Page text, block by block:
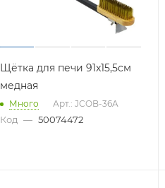
Щётка для печи 91x15,5см
медная
Много Арт.: JCOB-36A
Код — 50074472